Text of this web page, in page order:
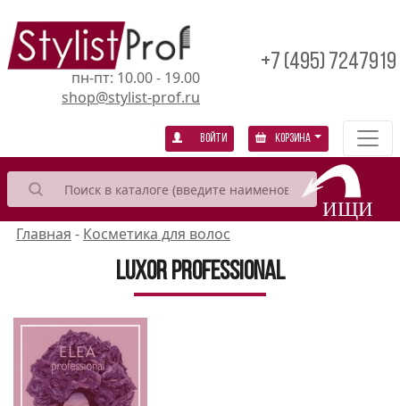
пн-пт: 10.00 - 19.00
shop@stylist-prof.ru
+7 (495) 7247919
Войти Корзина
Главная - Косметика для волос
Luxor Professional